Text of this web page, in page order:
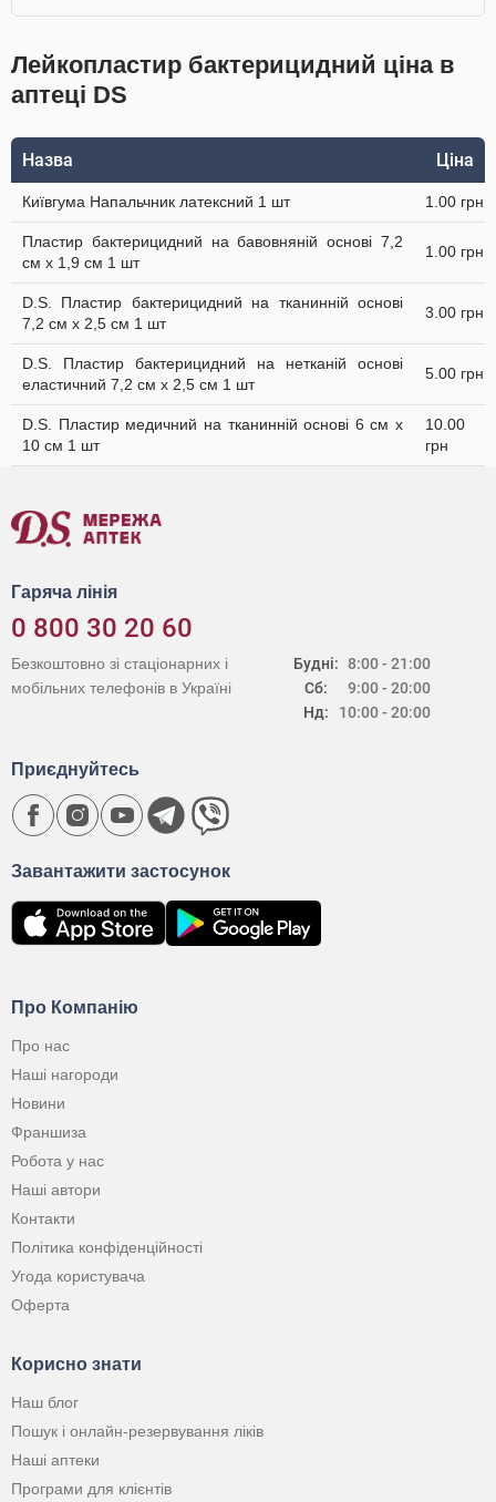
Лейкопластир бактерицидний ціна в
аптеці DS
Назва Ціна
Київгума Напальчник латексний 1 шт 1.00 грн
Пластир бактерицидний на бавовняній основі 7,2
см х 1,9 см 1 шт
1.00 грн
D.S. Пластир бактерицидний на тканинній основі
7,2 см х 2,5 см 1 шт
3.00 грн
D.S. Пластир бактерицидний на нетканій основі
еластичний 7,2 см х 2,5 см 1 шт
5.00 грн
D.S. Пластир медичний на тканинній основі 6 см х
10 см 1 шт
10.00
грн
Гаряча лінія
0 800 30 20 60
Будні:
Сб:
Нд:
8:00 - 21:00
9:00 - 20:00
10:00 - 20:00
Безкоштовно зі стаціонарних і
мобільних телефонів в Україні
Про Компанію
Про нас
Наші нагороди
Новини
Франшиза
Робота у нас
Наші автори
Контакти
Політика конфіденційності
Угода користувача
Оферта
Корисно знати
Наш блог
Пошук і онлайн-резервування ліків
Наші аптеки
Програми для клієнтів
Завантажити застосунок
Приєднуйтесь